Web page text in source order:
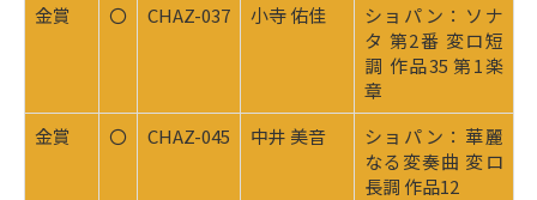
金賞
〇 CHAZ-037 小寺 佑佳
ショパン：ソナ
タ 第2番 変ロ短
調 作品35 第1楽
章
金賞
〇 CHAZ-045 中井 美音
ショパン：華麗
なる変奏曲 変ロ
長調 作品12